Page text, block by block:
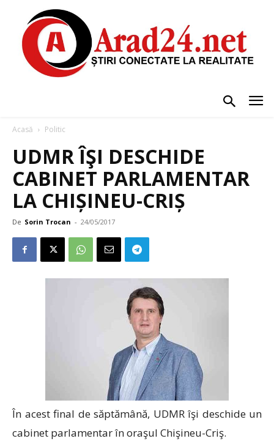
Acasă Politic
UDMR ÎŞI DESCHIDE
CABINET PARLAMENTAR
LA CHIȘINEU-CRIȘ
De Sorin Trocan - 24/05/2017
În acest final de săptămână, UDMR îşi deschide un
cabinet parlamentar în oraşul Chişineu-Criş.